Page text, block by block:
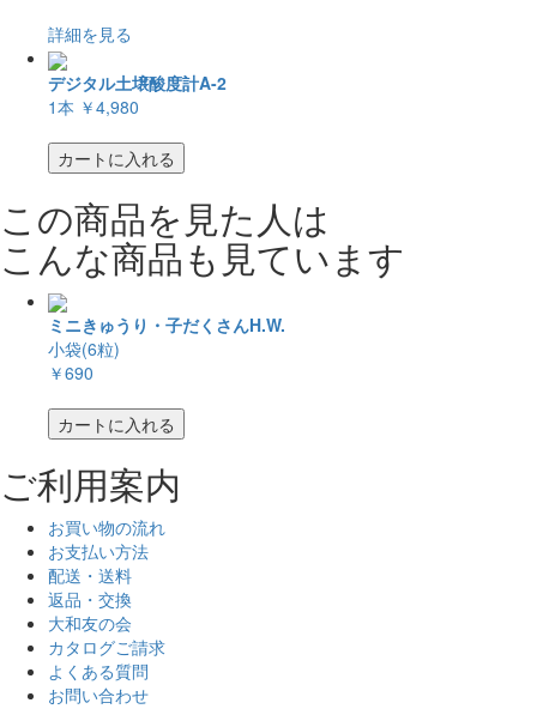
詳細を見る
デジタル土壌酸度計A-2
1本 ￥4,980
カートに入れる
この商品を見た人は
こんな商品も見ています
ミニきゅうり・子だくさんH.W.
小袋(6粒)
￥690
カートに入れる
ご利用案内
お買い物の流れ
お支払い方法
配送・送料
返品・交換
大和友の会
カタログご請求
よくある質問
お問い合わせ